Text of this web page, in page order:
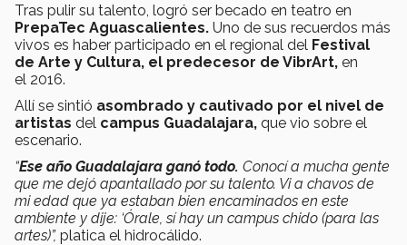
Tras pulir su talento, logró ser becado en teatro en
PrepaTec Aguascalientes. Uno de sus recuerdos más
vivos es haber participado en el regional del Festival
de Arte y Cultura, el predecesor de VibrArt, en
el 2016.
Allí se sintió asombrado y cautivado por el nivel de
artistas del campus Guadalajara, que vio sobre el
escenario.
“Ese año Guadalajara ganó todo. Conocí a mucha gente
que me dejó apantallado por su talento. Vi a chavos de
mi edad que ya estaban bien encaminados en este
ambiente y dije: ‘Órale, sí hay un campus chido (para las
artes)”, platica el hidrocálido.